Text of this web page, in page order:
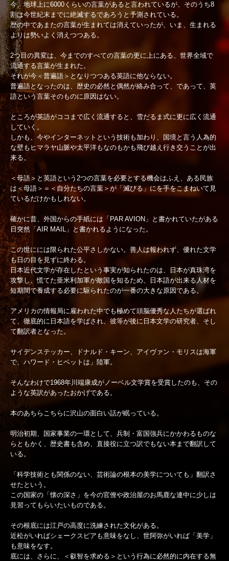
今、地球上に6000くらいの言葉があると言われているが、そのうち8
割は今世紀末までに絶滅するであろうと予測されている。
歴の中であまたの言葉が生まれては消えていったが、いま、生まれる
よりは勢いよく消えつつある。
2つ目の異変は、今までのすべての言葉の更に上にある、世界全域で
流通する言葉が生まれた。
それが今＜普遍語＞となりつつある英語に他ならない。
普遍語となったのは、歴史の必然と偶然が絡み合って、であって、英
語という言葉そのものに原因はない。
ところが英語がココまで広く流通すると、雪だるま式に更に広く流通
していく。
しかも、今やインターネットという技術も加わり、国境と言う人為的
な壁もヒマラヤ山脈や太平洋もなのもかも飛び越え行き交うことが出
来る。
＜母語＞と英語という2つの言葉を必要とする機会はふえ、ある民族
は＜母語＞＝＜自分たちの言葉＞が「滅びる」にを手をこまねいて見
ているだけかもしれない。
確かに昔、外国からの手紙には「PAR AVION」と書かれていたがある
日突然「AIR MAIL」と書かれるようになった。
この世にには限られた公平さしかない。善人は報われず、優れた文学
も日の目を見ずに終わる。
日本近代文学が存在したという事実が知られたのは、日本が真珠湾を
攻撃し、慌てた亜米利加軍が敵国を知るため、日本語が出来る人材を
短期間で養成する必要に駆られたのが一番の大きな原因である。
アメリカの情報局に雇われた中でも極めて頭脳優秀な人たちが選ばれ
て、徹底的に日本語を学ばされ、彼等が後に日本文学の研究者、そし
て翻訳者となった。
サイデンステッカー、ドナルド・キーン、アイヴァン・モリスは海軍
で、ハワード・ヒベットは」陸軍。
そんなわけで1968年川端康成がノーベル文学賞を受賞したのも、その
ような英訳があったおかげである。
本のあちらこちらに沢山の面白い話が眠っている。
明治初期、国家事業の一環として、兵制・富国強兵にかかわるものな
らともかく、歴史書も含め、直接役に立つ訳でもない本まで翻訳して
いる。
「科学技術とも関係のない、芸術論の根本の美学についても」翻訳さ
せたという。
この国家の「懐の深さ」を今の官僚や政治屋のお馬鹿な連中に少しは
見習ってもらいたいものである。
その根底には江戸の高度に洗練された文化がある。
近松がいればシェークスピアも意味をなし、世阿弥がいれば「美学」
も意味をなす。
底には、さらに、＜叡智を求める＞という行為に必然的に内在する無